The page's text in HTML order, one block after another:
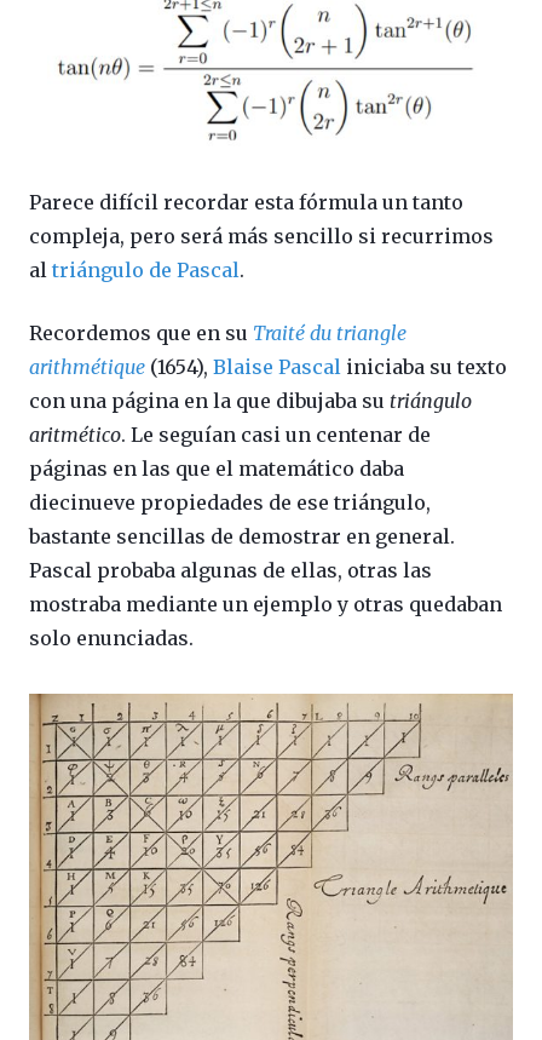
Parece difícil recordar esta fórmula un tanto
compleja, pero será más sencillo si recurrimos
al triángulo de Pascal.
Recordemos que en su Traité du triangle
arithmétique (1654), Blaise Pascal iniciaba su texto
con una página en la que dibujaba su triángulo
aritmético. Le seguían casi un centenar de
páginas en las que el matemático daba
diecinueve propiedades de ese triángulo,
bastante sencillas de demostrar en general.
Pascal probaba algunas de ellas, otras las
mostraba mediante un ejemplo y otras quedaban
solo enunciadas.